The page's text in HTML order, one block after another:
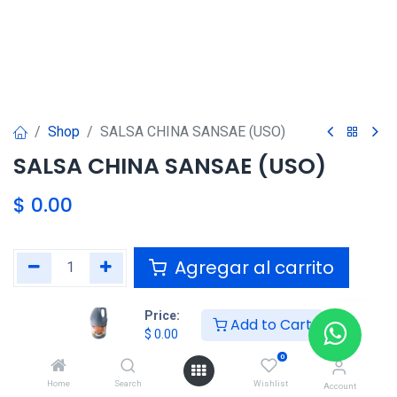
Price:
$ 0.00 Add to Cart
Home Search
0
Wishlist Account
Shop SALSA CHINA SANSAE (USO)
SALSA CHINA SANSAE (USO)
$ 0.00
Agregar al carrito
Agregar a la lista de deseos
Compartir :